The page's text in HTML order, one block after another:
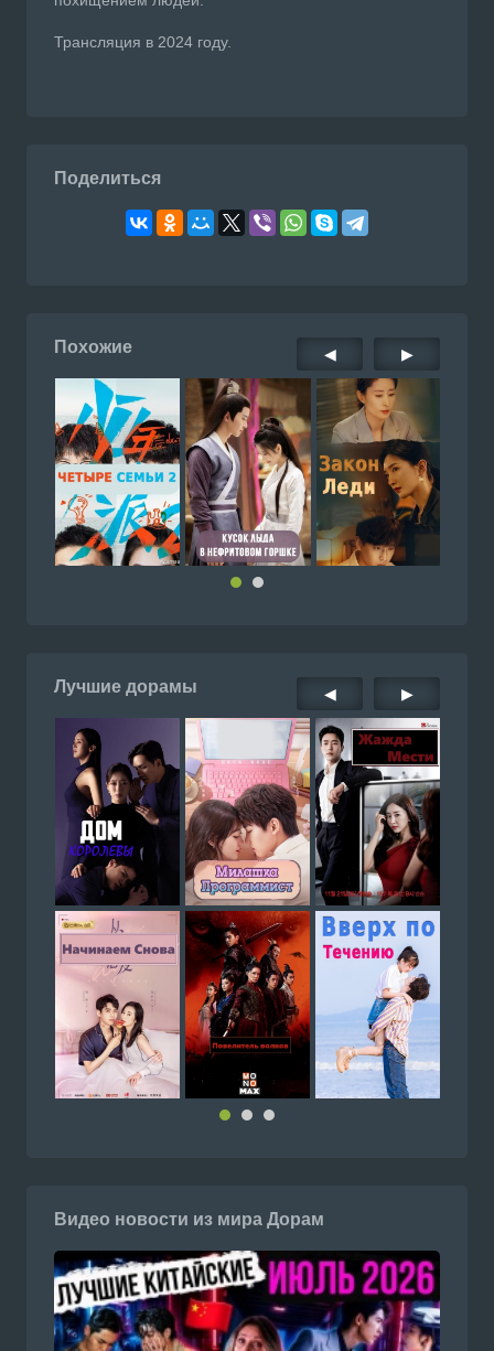
Трансляция в 2024 году.
Поделиться
Похожие ◀ ▶
Лучшие дорамы ◀ ▶
Видео новости из мира Дорам